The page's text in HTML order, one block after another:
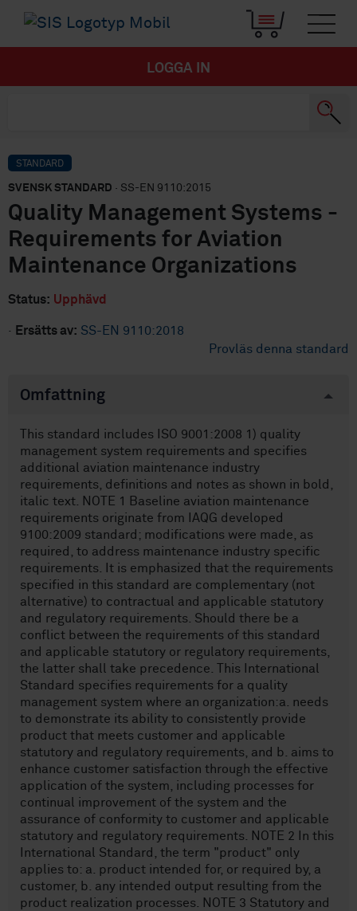
LOGGA IN
STANDARD
SVENSK STANDARD · SS-EN 9110:2015
Quality Management Systems -
Requirements for Aviation
Maintenance Organizations
Status: Upphävd
· Ersätts av: SS-EN 9110:2018
Provläs denna standard
Omfattning
This standard includes ISO 9001:2008 1) quality
management system requirements and specifies
additional aviation maintenance industry
requirements, definitions and notes as shown in bold,
italic text. NOTE 1 Baseline aviation maintenance
requirements originate from IAQG developed
9100:2009 standard; modifications were made, as
required, to address maintenance industry specific
requirements. It is emphasized that the requirements
specified in this standard are complementary (not
alternative) to contractual and applicable statutory
and regulatory requirements. Should there be a
conflict between the requirements of this standard
and applicable statutory or regulatory requirements,
the latter shall take precedence. This International
Standard specifies requirements for a quality
management system where an organization:a. needs
to demonstrate its ability to consistently provide
product that meets customer and applicable
statutory and regulatory requirements, and b. aims to
enhance customer satisfaction through the effective
application of the system, including processes for
continual improvement of the system and the
assurance of conformity to customer and applicable
statutory and regulatory requirements. NOTE 2 In this
International Standard, the term "product" only
applies to: a. product intended for, or required by, a
customer, b. any intended output resulting from the
product realization processes. NOTE 3 Statutory and